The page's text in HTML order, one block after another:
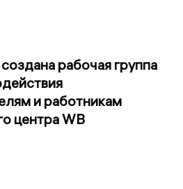
рабочая группа
и работникам
центра WB